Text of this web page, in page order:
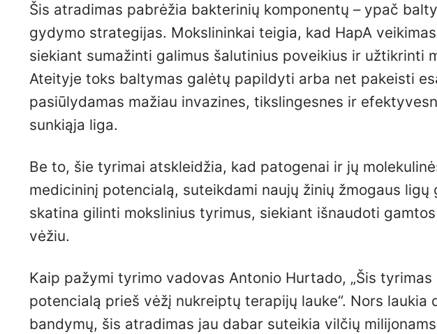
Šis atradimas pabrėžia bakterinių komponentų – ypač
gydymo strategijas. Mokslininkai teigia, kad HapA
siekiant sumažinti galimus šalutinius poveikius ir užtikrinti
Ateityje toks baltymas galėtų papildyti arba net pakeisti
pasiūlydamas mažiau invazines, tikslingesnes ir
sunkiąja liga.
Be to, šie tyrimai atskleidžia, kad patogenai ir jų
medicininį potencialą, suteikdami naujų žinių žmogaus
skatina gilinti mokslinius tyrimus, siekiant išnaudoti
vėžiu.
Kaip pažymi tyrimo vadovas Antonio Hurtado, „Šis
potencialą prieš vėžį nukreiptų terapijų lauke“. Nors
bandymų, šis atradimas jau dabar suteikia vilčių